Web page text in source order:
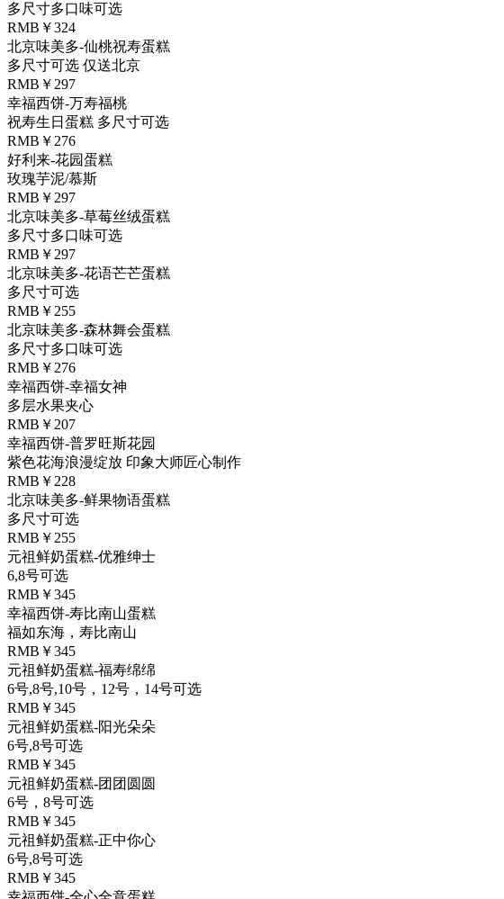
多尺寸多口味可选
RMB￥324
北京味美多-仙桃祝寿蛋糕
多尺寸可选 仅送北京
RMB￥297
幸福西饼-万寿福桃
祝寿生日蛋糕 多尺寸可选
RMB￥276
好利来-花园蛋糕
玫瑰芋泥/慕斯
RMB￥297
北京味美多-草莓丝绒蛋糕
多尺寸多口味可选
RMB￥297
北京味美多-花语芒芒蛋糕
多尺寸可选
RMB￥255
北京味美多-森林舞会蛋糕
多尺寸多口味可选
RMB￥276
幸福西饼-幸福女神
多层水果夹心
RMB￥207
幸福西饼-普罗旺斯花园
紫色花海浪漫绽放 印象大师匠心制作
RMB￥228
北京味美多-鲜果物语蛋糕
多尺寸可选
RMB￥255
元祖鲜奶蛋糕-优雅绅士
6,8号可选
RMB￥345
幸福西饼-寿比南山蛋糕
福如东海，寿比南山
RMB￥345
元祖鲜奶蛋糕-福寿绵绵
6号,8号,10号，12号，14号可选
RMB￥345
元祖鲜奶蛋糕-阳光朵朵
6号,8号可选
RMB￥345
元祖鲜奶蛋糕-团团圆圆
6号，8号可选
RMB￥345
元祖鲜奶蛋糕-正中你心
6号,8号可选
RMB￥345